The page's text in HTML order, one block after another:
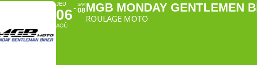
JEU
06
AOÛ
SAM
08MGB MONDAY GENTLEMEN
ROULAGE MOTO